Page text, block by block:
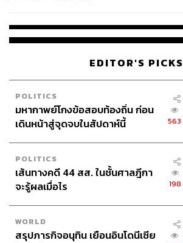
EDITOR'S PICKS
POLITICS
มหากาพย์โกงข้อสอบท้องถิ่น ก่อน
เดินหน้าสู่จุดจบในสัปดาห์นี้
563
POLITICS
เส้นทางคดี 44 สส. ในชั้นศาลฎีกา
จะรู้ผลเมื่อไร
198
WORLD
สรุปภารกิจอนุทิน เยือนอินโดนีเซีย